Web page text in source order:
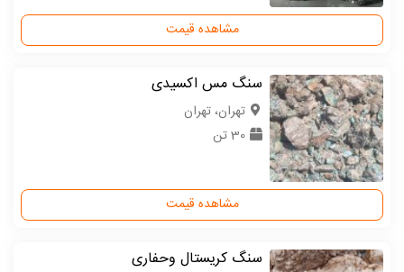
مشاهده قیمت
سنگ مس اکسیدی
تهران، تهران
30 تن
مشاهده قیمت
سنگ کریستال وحفاری